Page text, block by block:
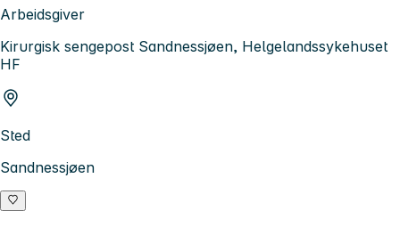
Arbeidsgiver
Kirurgisk sengepost Sandnessjøen, Helgelandssykehuset
HF
Sted
Sandnessjøen